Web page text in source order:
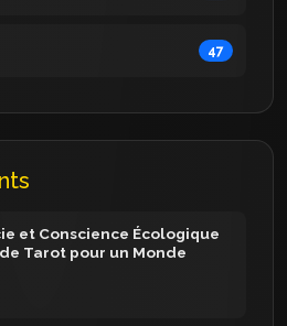
47
et Conscience Écologique
Tarot pour un Monde